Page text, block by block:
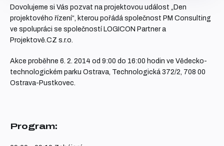
Dovolujeme si Vás pozvat na projektovou událost „Den
projektového řízení“, kterou pořádá společnost PM Consulting
ve spolupráci se společností LOGICON Partner a
Projektově.CZ s.r.o.
Akce proběhne 6. 2. 2014 od 9:00 do 16:00 hodin ve Vědecko-
technologickém parku Ostrava, Technologická 372/2, 708 00
Ostrava-Pustkovec.
Program: